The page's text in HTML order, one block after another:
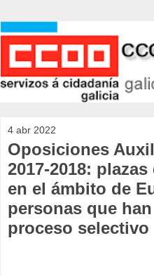
4 abr 2022
Oposiciones
2017-2018:
en el ámbito de
personas que
proceso selectivo